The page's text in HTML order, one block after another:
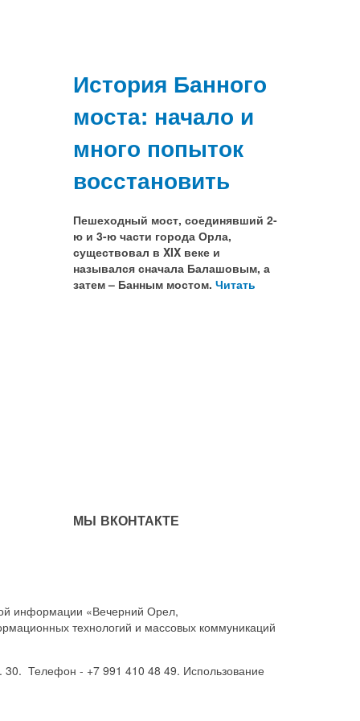
История Банного
моста: начало и
много попыток
восстановить
Пешеходный мост, соединявший 2-
ю и 3-ю части города Орла,
существовал в XIX веке и
назывался сначала Балашовым, а
затем – Банным мостом. Читать
МЫ ВКОНТАКТЕ
информации «Вечерний Орел,
технологий и массовых коммуникаций
30. Телефон - +7 991 410 48 49. Использование